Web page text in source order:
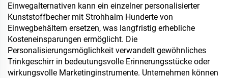
Einwegalternativen kann ein einzelner personalisierter
Kunststoffbecher mit Strohhalm Hunderte von
Einwegbehältern ersetzen, was langfristig erhebliche
Kosteneinsparungen ermöglicht. Die
Personalisierungsmöglichkeit verwandelt gewöhnliches
Trinkgeschirr in bedeutungsvolle Erinnerungsstücke oder
wirkungsvolle Marketinginstrumente. Unternehmen können